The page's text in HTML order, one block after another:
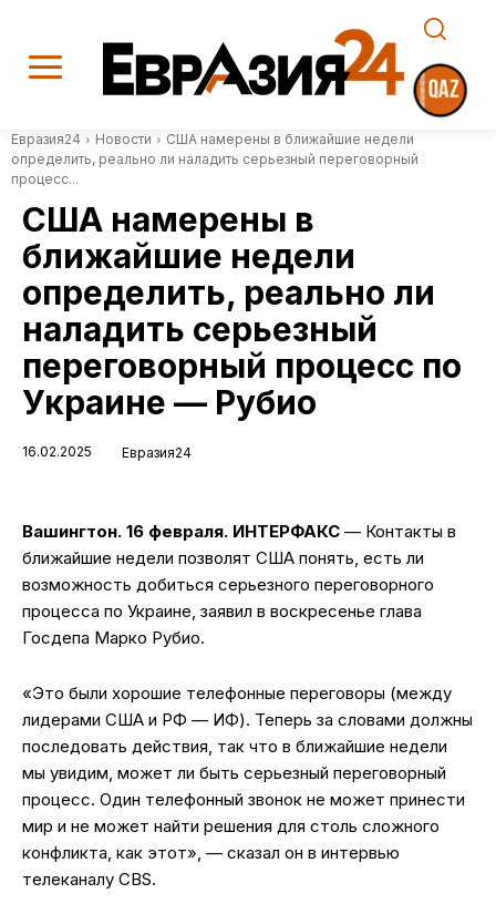
Евразия24 Новости
США намерены в ближайшие недели
определить, реально ли наладить серьезный переговорный
процесс...
США намерены в
ближайшие недели
определить, реально ли
наладить серьезный
переговорный процесс по
Украине — Рубио
16.02.2025 Евразия24
Вашингтон. 16 февраля. ИНТЕРФАКС — Контакты в
ближайшие недели позволят США понять, есть ли
возможность добиться серьезного переговорного
процесса по Украине, заявил в воскресенье глава
Госдепа Марко Рубио.
«Это были хорошие телефонные переговоры (между
лидерами США и РФ — ИФ). Теперь за словами должны
последовать действия, так что в ближайшие недели
мы увидим, может ли быть серьезный переговорный
процесс. Один телефонный звонок не может принести
мир и не может найти решения для столь сложного
конфликта, как этот», — сказал он в интервью
телеканалу CBS.